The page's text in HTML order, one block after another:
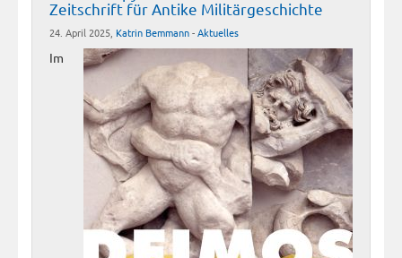
Zeitschrift für Antike Militärgeschichte
24. April 2025, Katrin Bemmann-Aktuelles
Im